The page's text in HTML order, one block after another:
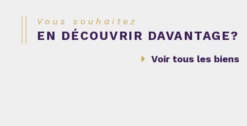
Vous souhaitez
EN DÉCOUVRIR DAVANTAGE?
Voir tous les biens